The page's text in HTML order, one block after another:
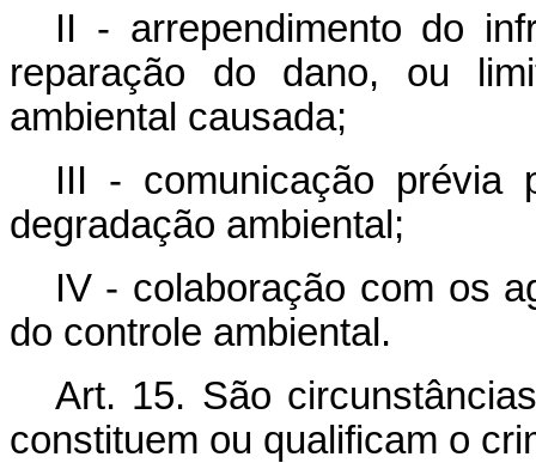
II - arrependimento do
reparação do dano, ou
ambiental causada;
III - comunicação prévia
degradação ambiental;
IV - colaboração com os
do controle ambiental.
Art. 15. São
constituem ou qualificam o